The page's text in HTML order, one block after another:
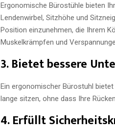
Ergonomische Bürostühle bieten
Lendenwirbel, Sitzhöhe und
Position einzunehmen, die Ihrem
Muskelkrämpfen und
3. Bietet bessere
Ein ergonomischer Bürostuhl
lange sitzen, ohne dass Ihre
4. Erfüllt